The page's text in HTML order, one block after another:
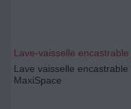
Lave-vaisselle encastrable
Lave vaisselle
MaxiSpace